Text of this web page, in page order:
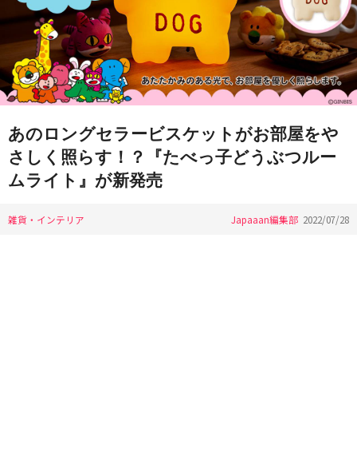
あのロングセラービスケットがお部屋をや
さしく照らす！？『たべっ子どうぶつルー
ムライト』が新発売
雑貨・インテリア Japaaan編集部 2022/07/28